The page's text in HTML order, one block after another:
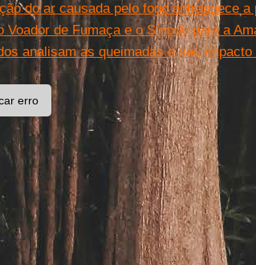
do ar causada pelo fogo enfraquece
Voador de Fumaça e o Sínodo para a
analisam as queimadas e seu
erro